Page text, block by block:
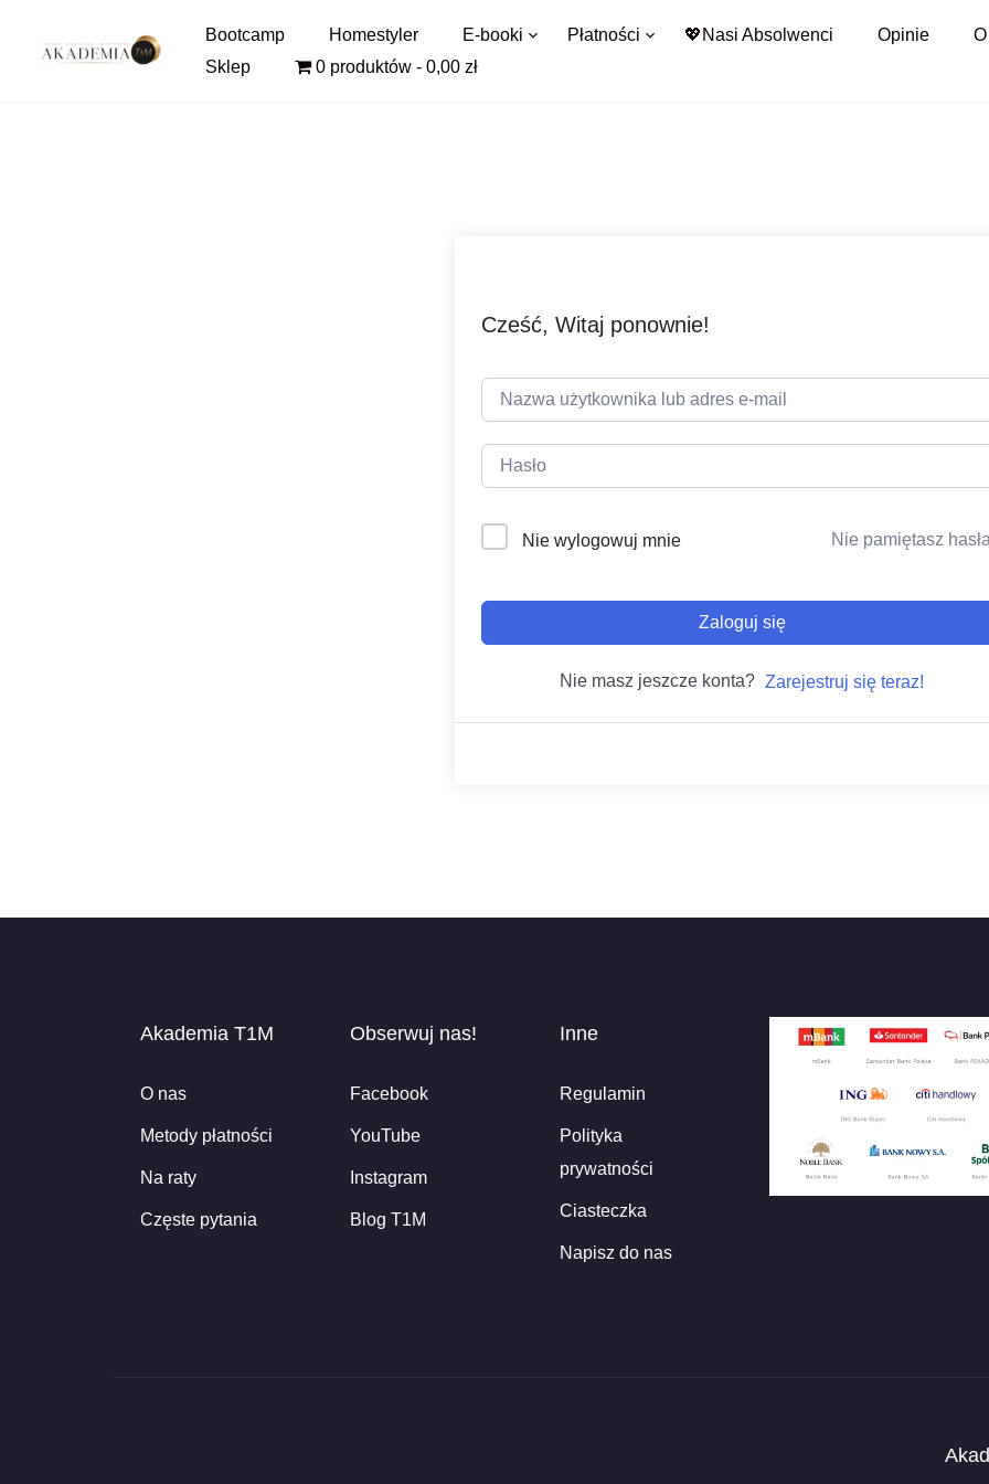
Bootcamp Homestyler E-booki Płatności 💖Nasi Absolwenci Opinie
Sklep
0 produktów 0,00 zł
Cześć, Witaj ponownie!
Nie wylogowuj mnie Nie pamiętasz
Zaloguj się
Nie masz jeszcze konta? Zarejestruj się teraz!
Akademia T1M
O nas
Metody płatności
Na raty
Częste pytania
Obserwuj nas!
Facebook
YouTube
Instagram
Blog T1M
Inne
Regulamin
Polityka
prywatności
Ciasteczka
Napisz do nas